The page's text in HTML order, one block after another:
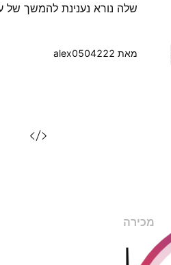
שלה נורא נענינת להמשך של
מאת ‎alex0504222‎
מכירה